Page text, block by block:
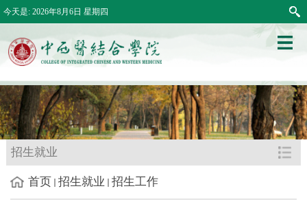
今天是: 2026年8月6日 星期四
招生就业
首页 招生就业 招生工作